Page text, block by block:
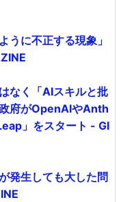
うに不正する現象」
なく「AIスキルと批
府がOpenAIやAnth
」をスタート - GI
発生しても大した問